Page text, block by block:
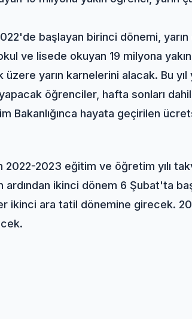
başlayan birinci dönemi,
ve lisede okuyan 19 milyona
yarın karnelerini alacak. Bu yıl
öğrenciler, hafta sonları
Bakanlığınca hayata geçirilen
2022-2023 eğitim ve öğretim yılı
ardından ikinci dönem 6 Şubat'ta
ikinci ara tatil dönemine girecek.